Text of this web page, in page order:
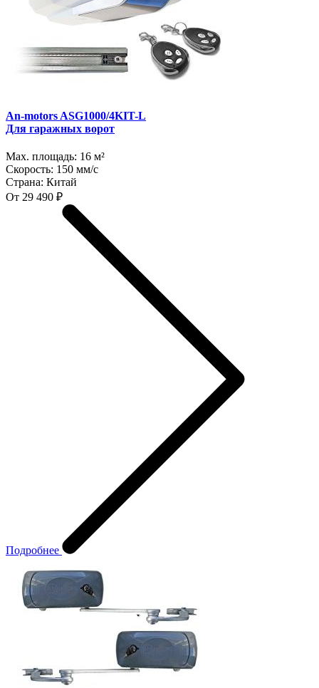
An-motors ASG1000/4KIT-L
Для гаражных ворот
Max. площадь: 16 м²
Скорость: 150 мм/с
Страна: Китай
От 29 490 ₽
Подробнее